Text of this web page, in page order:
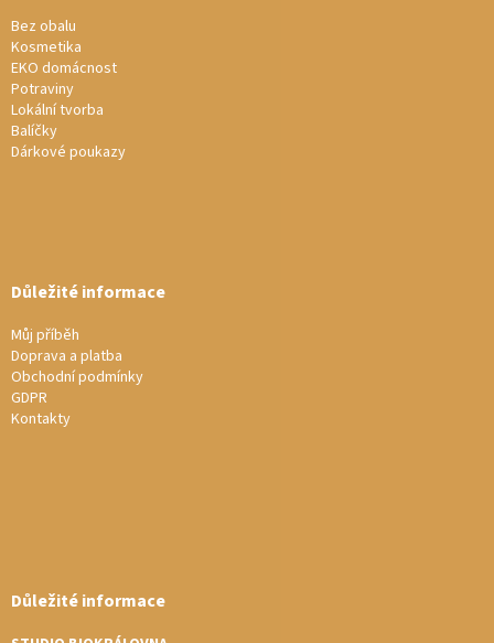
Bez obalu
Kosmetika
EKO domácnost
Potraviny
Lokální tvorba
Balíčky
Dárkové poukazy
Důležité informace
Můj příběh
Doprava a platba
Obchodní podmínky
GDPR
Kontakty
Důležité informace